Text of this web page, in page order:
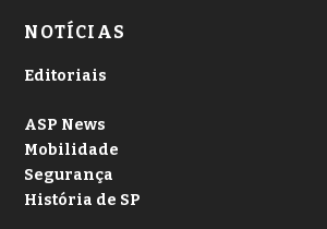
NOTÍCIAS
Editoriais
ASP News
Mobilidade
Segurança
História de SP